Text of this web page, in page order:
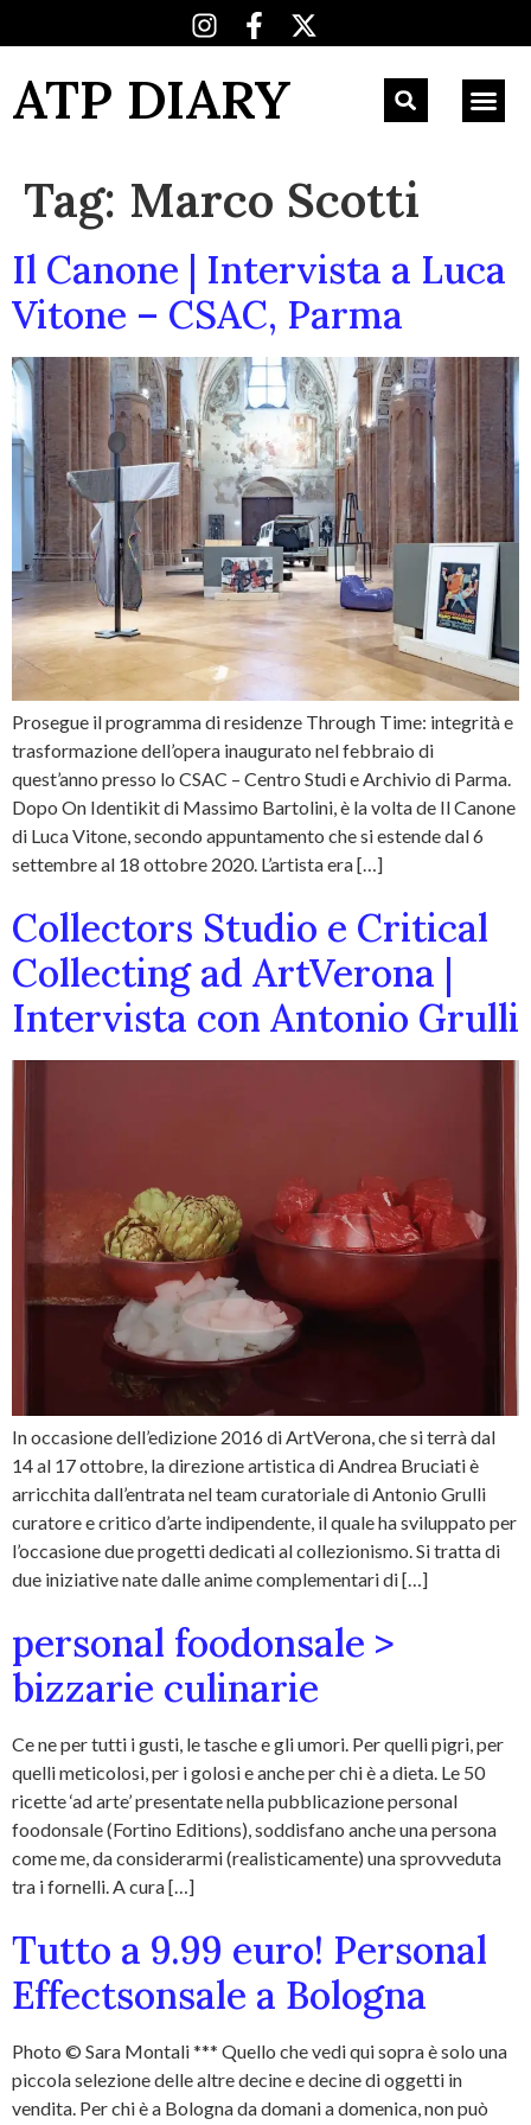
ATP DIARY
Tag: Marco Scotti
Il Canone | Intervista a Luca
Vitone – CSAC, Parma
Prosegue il programma di residenze Through Time: integrità e
trasformazione dell’opera inaugurato nel febbraio di
quest’anno presso lo CSAC – Centro Studi e Archivio di Parma.
Dopo On Identikit di Massimo Bartolini, è la volta de Il Canone
di Luca Vitone, secondo appuntamento che si estende dal 6
settembre al 18 ottobre 2020. L’artista era […]
Collectors Studio e Critical
Collecting ad ArtVerona |
Intervista con Antonio Grulli
In occasione dell’edizione 2016 di ArtVerona, che si terrà dal
14 al 17 ottobre, la direzione artistica di Andrea Bruciati è
arricchita dall’entrata nel team curatoriale di Antonio Grulli
curatore e critico d’arte indipendente, il quale ha sviluppato per
l’occasione due progetti dedicati al collezionismo. Si tratta di
due iniziative nate dalle anime complementari di […]
personal foodonsale >
bizzarie culinarie
Ce ne per tutti i gusti, le tasche e gli umori. Per quelli pigri, per
quelli meticolosi, per i golosi e anche per chi è a dieta. Le 50
ricette ‘ad arte’ presentate nella pubblicazione personal
foodonsale (Fortino Editions), soddisfano anche una persona
come me, da considerarmi (realisticamente) una sprovveduta
tra i fornelli. A cura […]
Tutto a 9.99 euro! Personal
Effectsonsale a Bologna
Photo © Sara Montali *** Quello che vedi qui sopra è solo una
piccola selezione delle altre decine e decine di oggetti in
vendita. Per chi è a Bologna da domani a domenica, non può